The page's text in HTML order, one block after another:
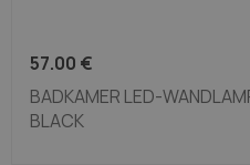
57.00 €
BADKAMER LED-
BLACK